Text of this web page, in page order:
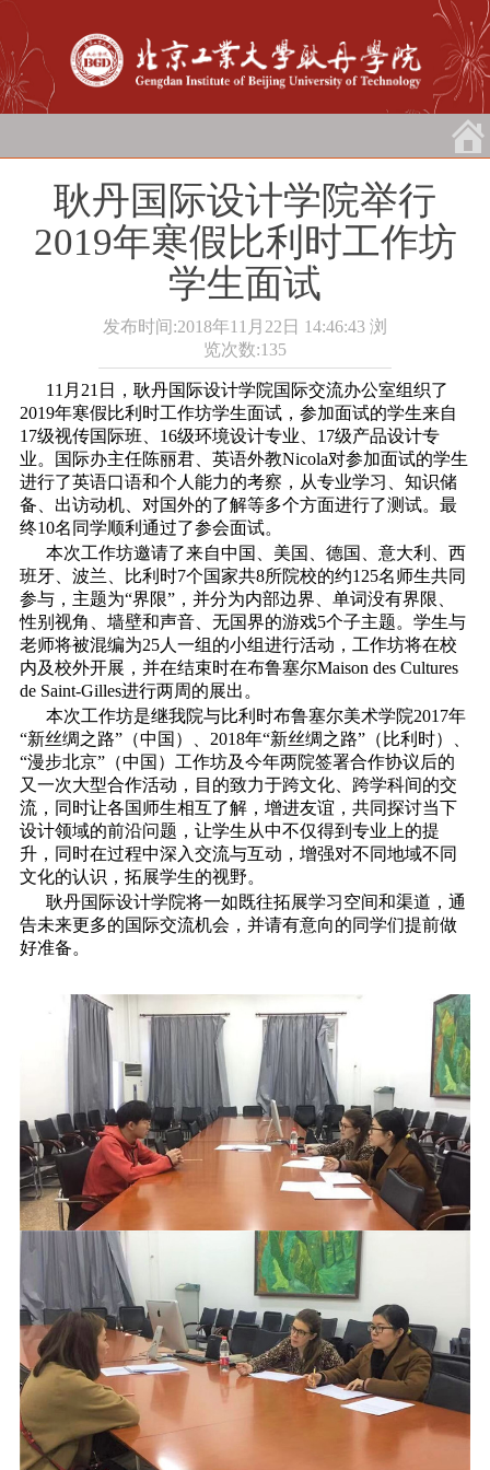
耿丹国际设计学院举行
2019年寒假比利时工作坊
学生面试
发布时间:2018年11月22日 14:46:43 浏
览次数:135
11月21日，耿丹国际设计学院国际交流办公室组织了
2019年寒假比利时工作坊学生面试，参加面试的学生来自
17级视传国际班、16级环境设计专业、17级产品设计专
业。国际办主任陈丽君、英语外教Nicola对参加面试的学生
进行了英语口语和个人能力的考察，从专业学习、知识储
备、出访动机、对国外的了解等多个方面进行了测试。最
终10名同学顺利通过了参会面试。
本次工作坊邀请了来自中国、美国、德国、意大利、西
班牙、波兰、比利时7个国家共8所院校的约125名师生共同
参与，主题为“界限”，并分为内部边界、单词没有界限、
性别视角、墙壁和声音、无国界的游戏5个子主题。学生与
老师将被混编为25人一组的小组进行活动，工作坊将在校
内及校外开展，并在结束时在布鲁塞尔Maison des Cultures
de Saint-Gilles进行两周的展出。
本次工作坊是继我院与比利时布鲁塞尔美术学院2017年
“新丝绸之路”（中国）、2018年“新丝绸之路”（比利时）、
“漫步北京”（中国）工作坊及今年两院签署合作协议后的
又一次大型合作活动，目的致力于跨文化、跨学科间的交
流，同时让各国师生相互了解，增进友谊，共同探讨当下
设计领域的前沿问题，让学生从中不仅得到专业上的提
升，同时在过程中深入交流与互动，增强对不同地域不同
文化的认识，拓展学生的视野。
耿丹国际设计学院将一如既往拓展学习空间和渠道，通
告未来更多的国际交流机会，并请有意向的同学们提前做
好准备。